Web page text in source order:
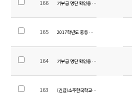
166 기부금 명단 확인용 공지
165 2017학년도 중등 수학 강사 채용 공고
164 기부금 명단 확인용 공지
163 (긴급)소주한국학교 버스 제작 입찰 공고